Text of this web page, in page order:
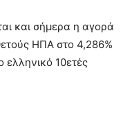
και σήμερα η αγορά
ΗΠΑ στο 4,286%
ελληνικό 10ετές